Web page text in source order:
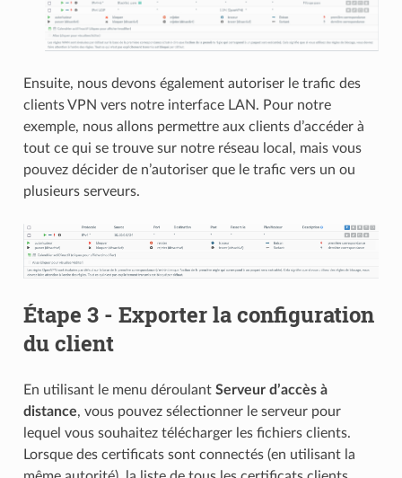
Ensuite, nous devons également autoriser le trafic des
clients VPN vers notre interface LAN. Pour notre
exemple, nous allons permettre aux clients d’accéder à
tout ce qui se trouve sur notre réseau local, mais vous
pouvez décider de n’autoriser que le trafic vers un ou
plusieurs serveurs.
Étape 3 - Exporter la configuration
du client
En utilisant le menu déroulant Serveur d’accès à
distance, vous pouvez sélectionner le serveur pour
lequel vous souhaitez télécharger les fichiers clients.
Lorsque des certificats sont connectés (en utilisant la